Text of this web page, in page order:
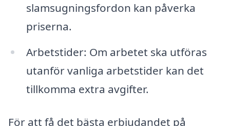
slamsugningsfordon kan påverka
priserna.
Arbetstider: Om arbetet ska utföras
utanför vanliga arbetstider kan det
tillkomma extra avgifter.
För att få det bästa erbjudandet på